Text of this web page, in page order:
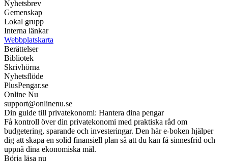
Nyhetsbrev
Gemenskap
Lokal grupp
Interna länkar
Webbplatskarta
Berättelser
Bibliotek
Skrivhörna
Nyhetsflöde
PlusPengar.se
Online Nu
support@onlinenu.se
Din guide till privatekonomi: Hantera dina pengar
Få kontroll över din privatekonomi med praktiska råd om
budgetering, sparande och investeringar. Den här e-boken hjälper
dig att skapa en solid finansiell plan så att du kan få sinnesfrid och
uppnå dina ekonomiska mål.
Börja läsa nu